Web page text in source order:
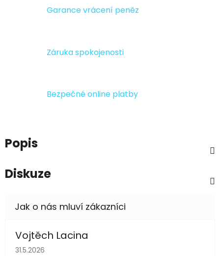
Garance vrácení peněz
Záruka spokojenosti
Bezpečné online platby
Popis
Diskuze
Vojtěch Lacina
Hodnocení obchodu je 5 z 5 hvězdiček.
31.5.2026